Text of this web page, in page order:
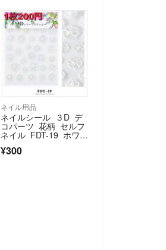
ネイル用品
ネイルシール ３D デ
コパーツ 花柄 セルフ
ネイル FDT-19 ホワイ
¥300